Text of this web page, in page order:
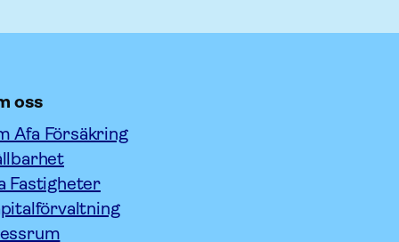
oss
Afa Försäkring
Fastigheter